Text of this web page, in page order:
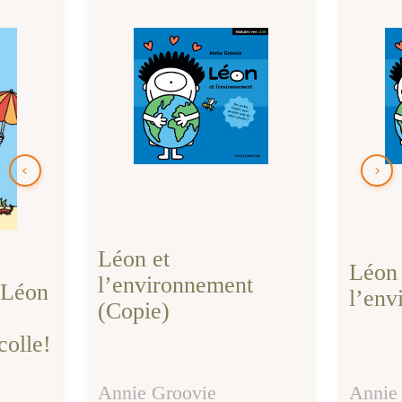
Léon et
l’environnement
(Copie)
Annie Groovie
Léon
Annie